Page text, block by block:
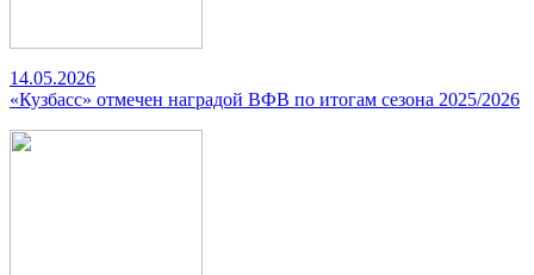
14.05.2026
«Кузбасс» отмечен наградой ВФВ по итогам сезона 2025/2026